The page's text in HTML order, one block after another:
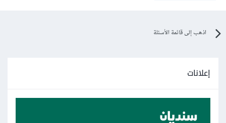
اذهب إلى قائمة الأسئلة
إعلانات